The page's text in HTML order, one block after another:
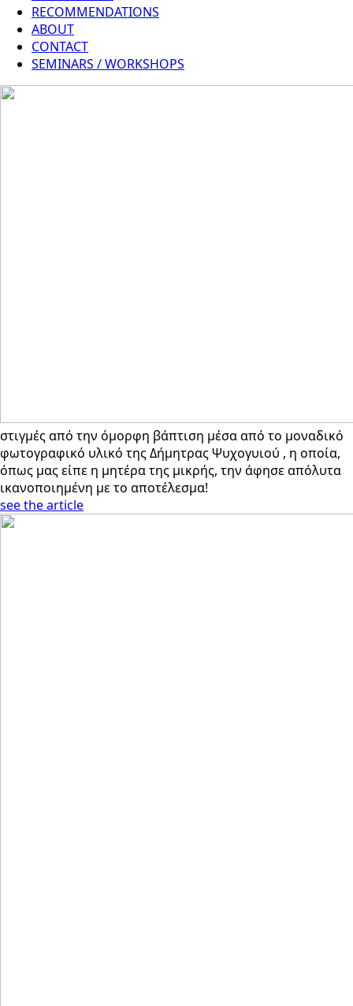
RECOMMENDATIONS
ABOUT
CONTACT
SEMINARS / WORKSHOPS
στιγμές από την όμορφη βάπτιση μέσα από το μοναδικό
φωτογραφικό υλικό της Δήμητρας Ψυχογυιού , η οποία,
όπως μας είπε η μητέρα της μικρής, την άφησε απόλυτα
ικανοποιημένη με το αποτέλεσμα!
see the article